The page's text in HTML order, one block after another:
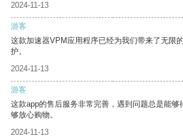
2024-11-13
游客
这款加速器VPM应用程序已经为我们带来了无限
护。
2024-11-13
游客
这款app的售后服务非常完善，遇到问题总是能够
够放心购物。
2024-11-13